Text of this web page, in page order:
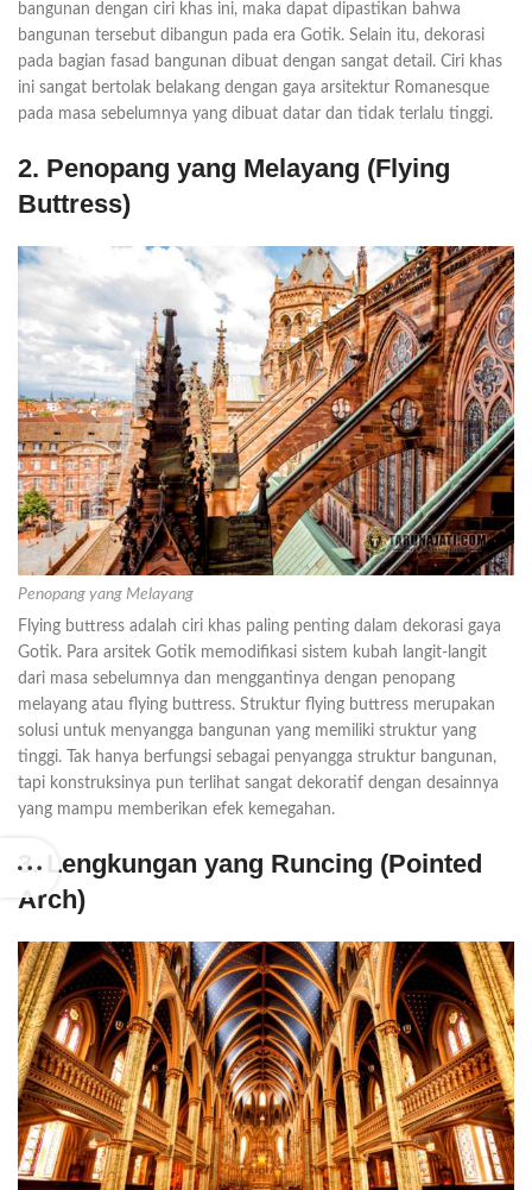
bangunan dengan ciri khas ini, maka dapat dipastikan bahwa
bangunan tersebut dibangun pada era Gotik. Selain itu, dekorasi
pada bagian fasad bangunan dibuat dengan sangat detail. Ciri khas
ini sangat bertolak belakang dengan gaya arsitektur Romanesque
pada masa sebelumnya yang dibuat datar dan tidak terlalu tinggi.
2. Penopang yang Melayang (Flying
Buttress)
Penopang yang Melayang
Flying buttress adalah ciri khas paling penting dalam dekorasi gaya
Gotik. Para arsitek Gotik memodifikasi sistem kubah langit-langit
dari masa sebelumnya dan menggantinya dengan penopang
melayang atau flying buttress. Struktur flying buttress merupakan
solusi untuk menyangga bangunan yang memiliki struktur yang
tinggi. Tak hanya berfungsi sebagai penyangga struktur bangunan,
tapi konstruksinya pun terlihat sangat dekoratif dengan desainnya
yang mampu memberikan efek kemegahan.
3. Lengkungan yang Runcing (Pointed
Arch)